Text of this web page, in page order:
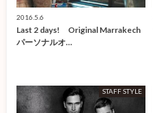
2016.5.6
Last 2 days! Original Marrakech
パーソナルオ…
STAFF STYLE